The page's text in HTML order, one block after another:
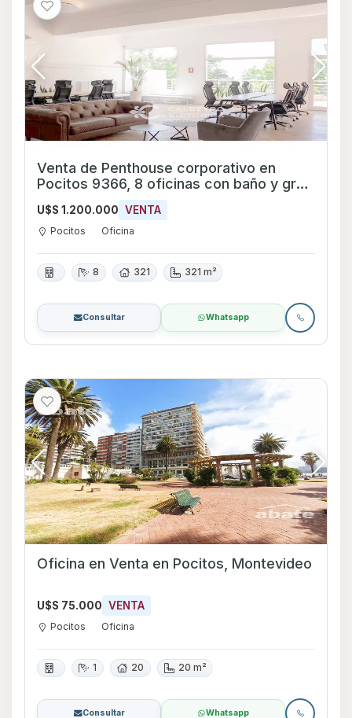
Venta de Penthouse corporativo en
Pocitos 9366, 8 oficinas con baño y gran
U$S 1.200.000 VENTA
Pocitos Oficina
8 321 321 m²
Consultar Whatsapp
Oficina en Venta en Pocitos, Montevideo
U$S 75.000 VENTA
Pocitos Oficina
1 20 20 m²
Consultar Whatsapp